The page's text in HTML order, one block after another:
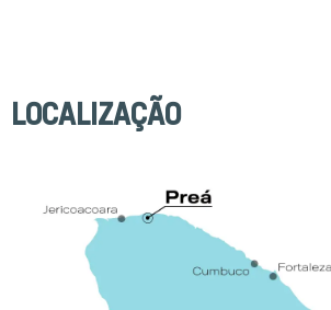
LOCALIZAÇÃO